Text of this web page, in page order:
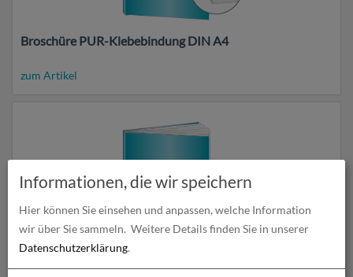
Broschüre PUR-Klebebindung DIN A4
zum Artikel
Broschüre PUR-Klebebindung DIN A5
Informationen, die wir speichern
Hier können Sie einsehen und anpassen, welche Information
wir über Sie sammeln. Weitere Details finden Sie in unserer
Datenschutzerklärung.